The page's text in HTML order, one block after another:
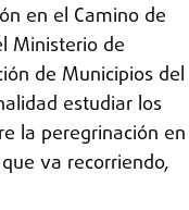
en el Camino de
Ministerio de
de Municipios del
estudiar los
la peregrinación en
va recorriendo,